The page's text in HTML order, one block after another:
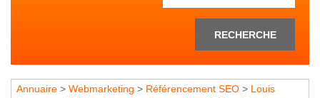
RECHERCHE
Annuaire > Webmarketing > Référencement SEO > Louis